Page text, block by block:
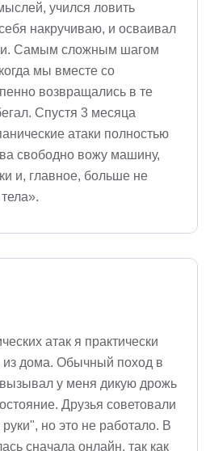
учился ловить
накручиваю, и осваивал
Самым сложным шагом
мы вместе со
возвращались в те
Спустя 3 месяца
атаки полностью
свободно вожу машину,
и, главное, больше не
атак я практически
из дома. Обычный поход в
у меня дикую дрожь
Друзья советовали
но это не работало. В
сначала онлайн, так как